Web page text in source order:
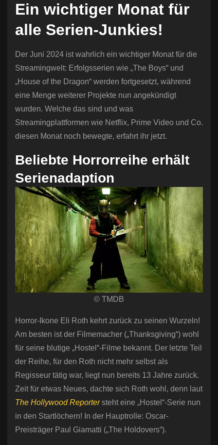
Ein wichtiger Monat für
alle Serien-Junkies!
Der Juni 2024 ist wahrlich ein wichtiger Monat für die
Streamingwelt: Erfolgsserien wie „The Boys“ und
„House of the Dragon“ werden fortgesetzt, während
eine Menge weiterer Projekte nun angekündigt
wurden. Welche das sind und was
Streamingplattformen wie Netflix, Prime Video und Co.
diesen Monat noch bewegte, erfahrt ihr jetzt.
Beliebte Horrorreihe erhält
Serienadaption
© TMDB
Horror-Ikone Eli Roth kehrt zurück zu seinen Wurzeln!
Am besten ist der Filmemacher („Thanksgiving“) wohl
für seine blutige „Hostel“-Filme bekannt. Der letzte Teil
der Reihe, für den Roth nicht mehr selbst als
Regisseur tätig war, liegt nun bereits 13 Jahre zurück.
Zeit für etwas Neues, dachte sich Roth wohl, denn laut
The Hollywood Reportersteht eine „Hostel“-Serie nun
in den Startlöchern! In der Hauptrolle: Oscar-
Preisträger Paul Giamatti („The Holdovers“).